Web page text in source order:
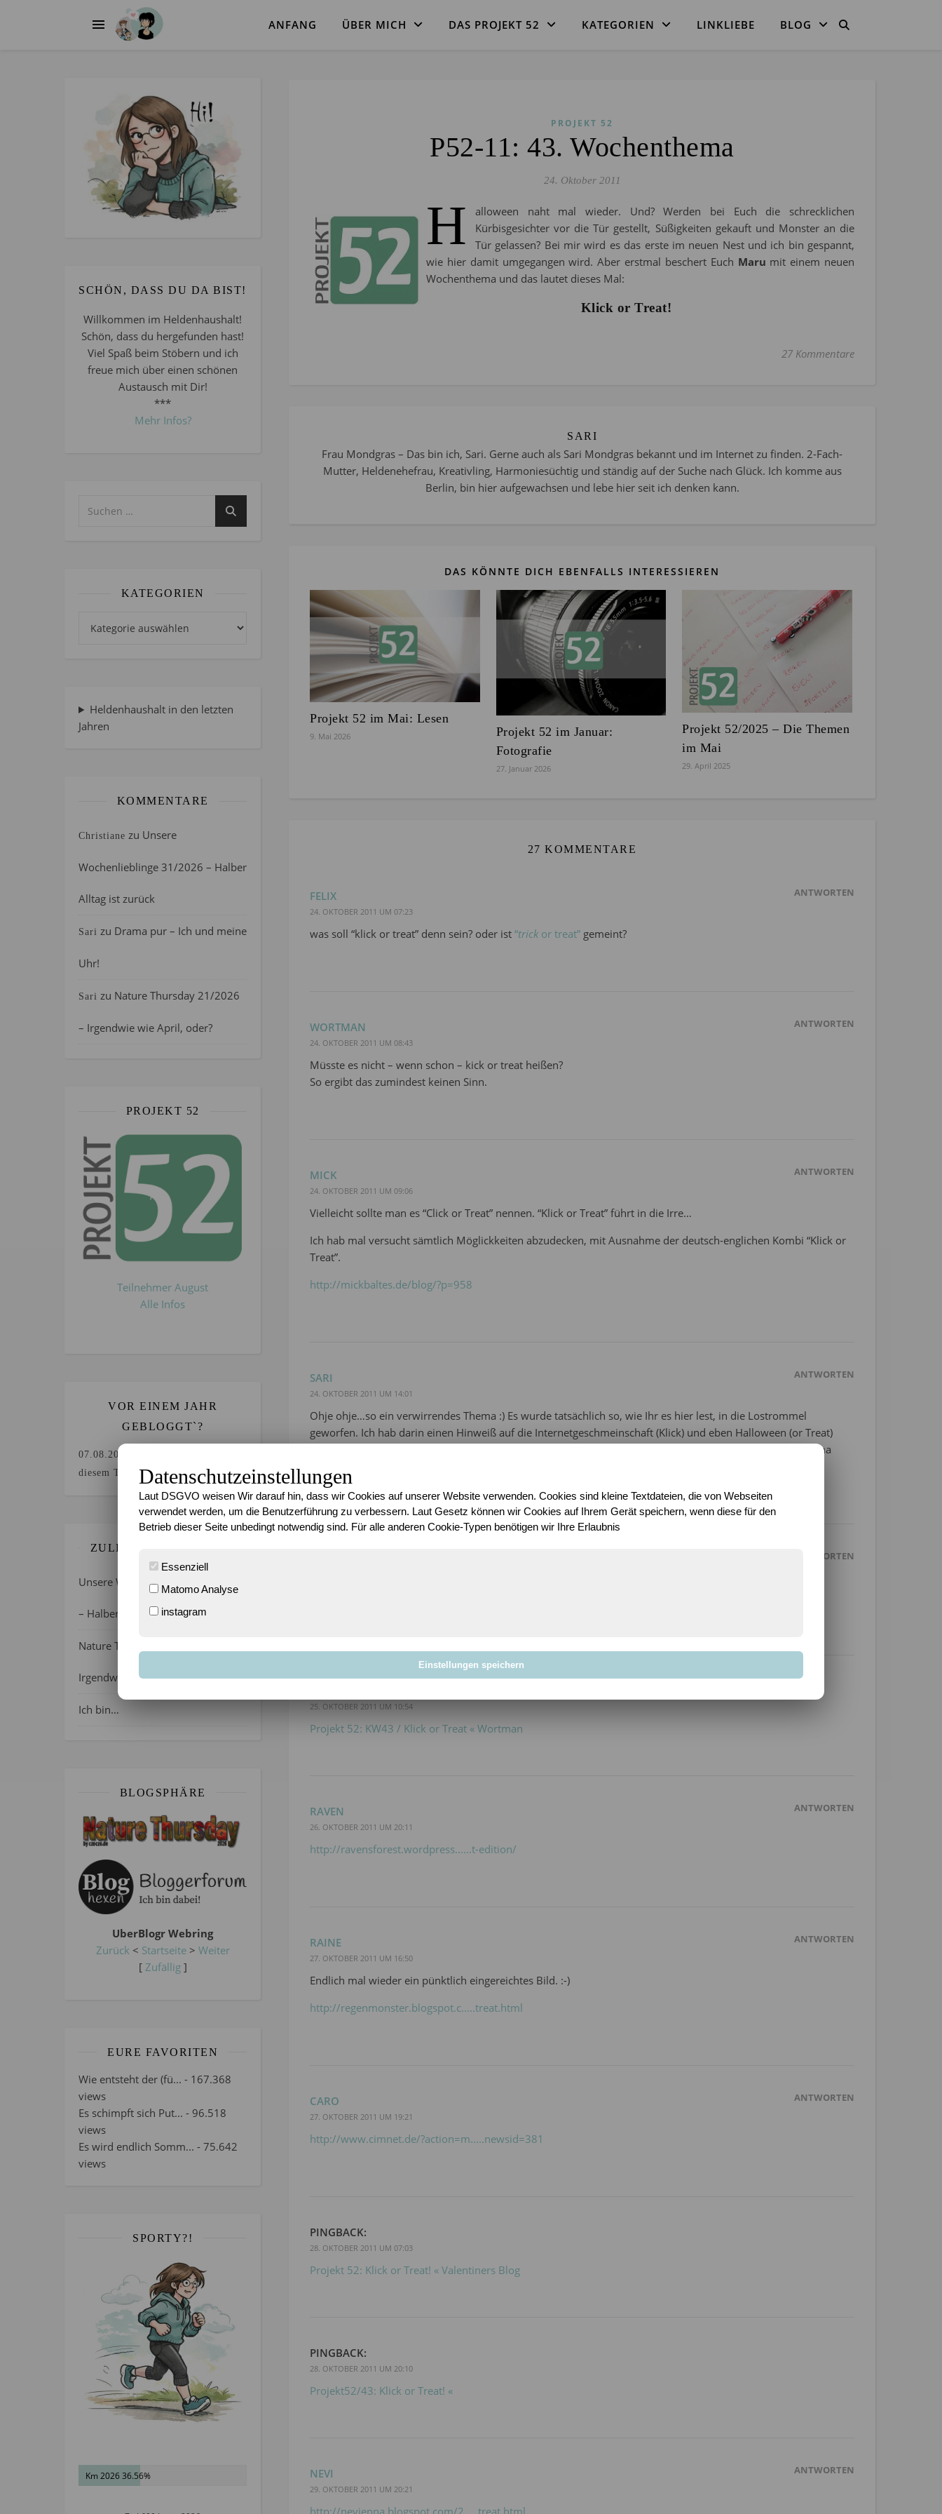
ANFANG ÜBER MICH DAS PROJEKT 52 KATEGORIEN LINKLIEBE BLOG
SCHÖN, DASS DU DA BIST!
Willkommen im Heldenhaushalt!
Schön, dass du hergefunden hast!
Viel Spaß beim Stöbern und ich
freue mich über einen schönen
Austausch mit Dir!
***
Mehr Infos?
KATEGORIEN
Heldenhaushalt in den letzten
Jahren
KOMMENTARE
Christiane zu Unsere
Wochenlieblinge 31/2026 – Halber
Alltag ist zurück
Sari zu Drama pur – Ich und meine
Uhr!
Sari zu Nature Thursday 21/2026
– Irgendwie wie April, oder?
PROJEKT 52
Teilnehmer August
Alle Infos
VOR EINEM JAHR
GEBLOGGT`?
07.08.2025
diesem Tag.
ZULETZT GEBLOGGT…
Unsere Wochenlieblinge 31/2026
– Halber Alltag ist zurück
Nature Thursday 21/2026 –
Irgendwie wie April, oder?
Ich bin…
BLOGSPHÄRE
UberBlogr Webring
Zurück < Startseite> Weiter
[ Zufällig]
EURE FAVORITEN
Wie entsteht der (fü... - 167.368
views
Es schimpft sich Put... - 96.518
views
Es wird endlich Somm... - 75.642
views
SPORTY?!
Km 2026 36.56%
PROJEKT 52
P52-11: 43. Wochenthema
24. Oktober 2011
H
alloween naht mal wieder. Und? Werden bei Euch die schrecklichen
Kürbisgesichter vor die Tür gestellt, Süßigkeiten gekauft und Monster an die
Tür gelassen? Bei mir wird es das erste im neuen Nest und ich bin gespannt,
wie hier damit umgegangen wird. Aber erstmal beschert Euch Maru mit einem neuen
Wochenthema und das lautet dieses Mal:
Klick or Treat!
27 Kommentare
SARI
Frau Mondgras – Das bin ich, Sari. Gerne auch als Sari Mondgras bekannt und im Internet zu finden. 2-Fach-
Mutter, Heldenehefrau, Kreativling, Harmoniesüchtig und ständig auf der Suche nach Glück. Ich komme aus
Berlin, bin hier aufgewachsen und lebe hier seit ich denken kann.
DAS KÖNNTE DICH EBENFALLS INTERESSIEREN
Projekt 52 im Mai: Lesen
9. Mai 2026
Projekt 52 im Januar:
Fotografie
27. Januar 2026
Projekt 52/2025 – Die Themen
im Mai
29. April 2025
27 KOMMENTARE
FELIX
24. OKTOBER 2011 UM 07:23
ANTWORTEN
was soll “klick or treat” denn sein? oder ist “trick or treat” gemeint?
WORTMAN
24. OKTOBER 2011 UM 08:43
ANTWORTEN
Müsste es nicht – wenn schon – kick or treat heißen?
So ergibt das zumindest keinen Sinn.
MICK
24. OKTOBER 2011 UM 09:06
ANTWORTEN
Vielleicht sollte man es “Click or Treat” nennen. “Klick or Treat” führt in die Irre…
Ich hab mal versucht sämtlich Möglickkeiten abzudecken, mit Ausnahme der deutsch-englichen Kombi “Klick or
Treat”.
http://mickbaltes.de/blog/?p=958
SARI
24. OKTOBER 2011 UM 14:01
ANTWORTEN
Ohje ohje…so ein verwirrendes Thema :) Es wurde tatsächlich so, wie Ihr es hier lest, in die Lostrommel
geworfen. Ich hab darin einen Hinweiß auf die Internetgeschmeinschaft (Klick) und eben Halloween (or Treat)
gesehen …EUren Interpretationen sind keine Grenzen gesetzt. Es steht Euch frei einfach ein Halloweenthema
ANTWORTEN
25. OKTOBER 2011 UM 10:54
Projekt 52: KW43 / Klick or Treat « Wortman
RAVEN
26. OKTOBER 2011 UM 20:11
ANTWORTEN
http://ravensforest.wordpress......t-edition/
RAINE
27. OKTOBER 2011 UM 16:50
ANTWORTEN
Endlich mal wieder ein pünktlich eingereichtes Bild. :-)
http://regenmonster.blogspot.c.....treat.html
CARO
27. OKTOBER 2011 UM 19:21
ANTWORTEN
http://www.cimnet.de/?action=m.....newsid=381
PINGBACK:
28. OKTOBER 2011 UM 07:03
Projekt 52: Klick or Treat! « Valentiners Blog
PINGBACK:
28. OKTOBER 2011 UM 20:10
Projekt52/43: Klick or Treat! «
NEVI
29. OKTOBER 2011 UM 20:21
ANTWORTEN
Datenschutzeinstellungen
Laut DSGVO weisen Wir darauf hin, dass wir Cookies auf unserer Website verwenden. Cookies sind kleine Textdateien, die von Webseiten
verwendet werden, um die Benutzerführung zu verbessern. Laut Gesetz können wir Cookies auf Ihrem Gerät speichern, wenn diese für den
Betrieb dieser Seite unbedingt notwendig sind. Für alle anderen Cookie-Typen benötigen wir Ihre Erlaubnis
Essenziell
Matomo Analyse
instagram
Einstellungen speichern